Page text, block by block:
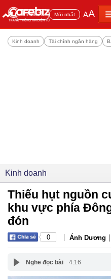
Đọc nhiều Mới nhất AA
Kinh doanh Tài chính ngân hàng
Kinh doanh
Thiếu hụt nguồn
khu vực phía
đón
0 | Ánh Dương |
Nghe đọc bài 4:16